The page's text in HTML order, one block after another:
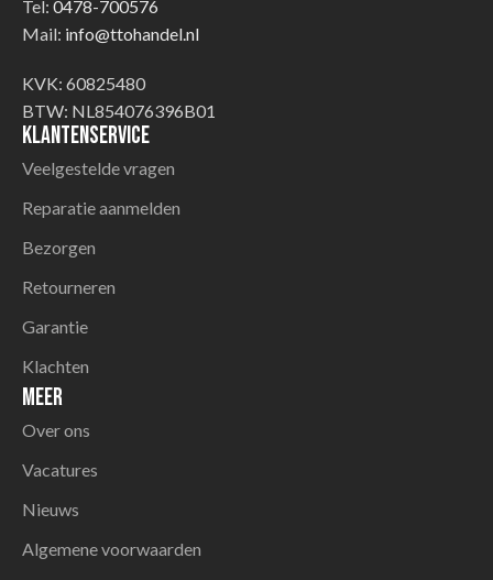
Tel: 0478-700576
Mail: info@ttohandel.nl
KVK: 60825480
BTW: NL854076396B01
Klantenservice
Veelgestelde vragen
Reparatie aanmelden
Bezorgen
Retourneren
Garantie
Klachten
Meer
Over ons
Vacatures
Nieuws
Algemene voorwaarden